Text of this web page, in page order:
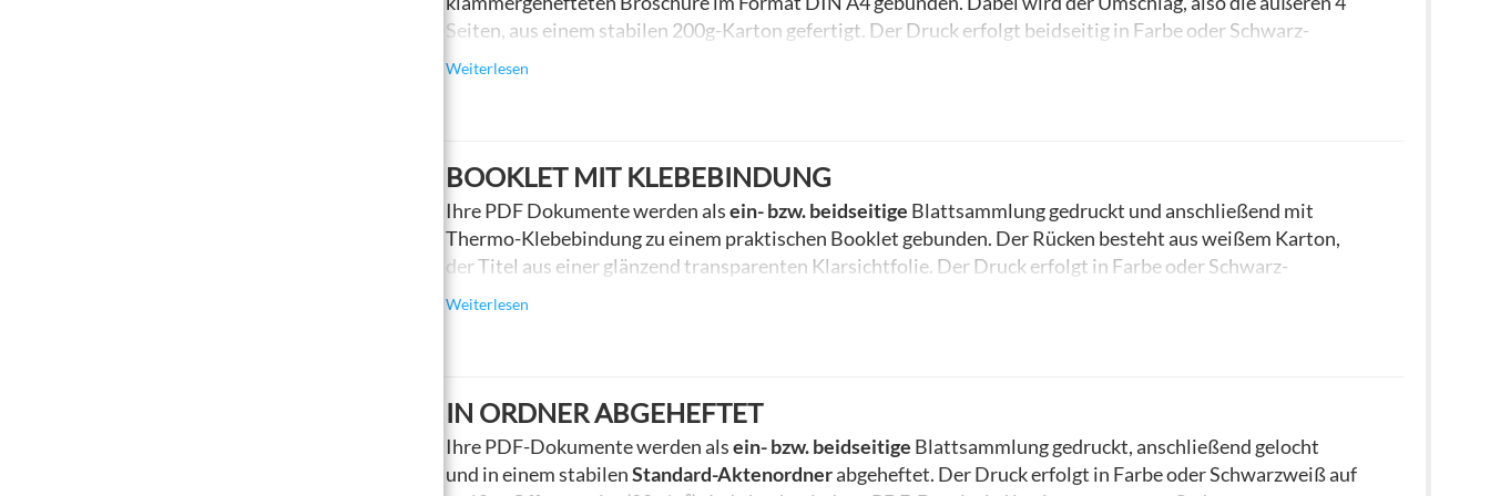
Seiten, aus einem stabilen 200g-Karton gefertigt. Der Druck erfolgt beidseitig in Farbe oder Schwarz-
Weiß auf weißes, satiniertes Papier (100g/m²) mit einem Rand von maximal 5 mm. Legen Sie daher Ihre
Weiterlesen
BOOKLET MIT KLEBEBINDUNG
Ihre PDF Dokumente werden alsein- bzw. beidseitige Blattsammlung gedruckt und anschließend mit
Thermo-Klebebindung zu einem praktischen Booklet gebunden. Der Rücken besteht aus weißem Karton,
der Titel aus einer glänzend transparenten Klarsichtfolie. Der Druck erfolgt in Farbe oder Schwarz-
Weiß auf weißes, satiniertes Papier (100g/m²) mit einem Rand von maximal 5 mm. Legen Sie daher Ihre
Weiterlesen
IN ORDNER ABGEHEFTET
Ihre PDF-Dokumente werden alsein- bzw. beidseitige Blattsammlung gedruckt, anschließend gelocht
und in einem stabilenStandard-Aktenordnerabgeheftet. Der Druck erfolgt in Farbe oder Schwarzweiß auf